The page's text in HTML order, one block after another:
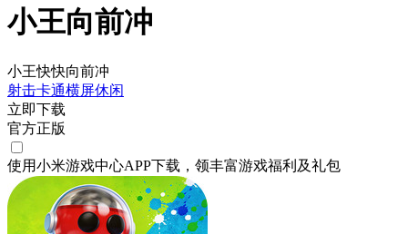
小王向前冲
小王快快向前冲
射击卡通横屏休闲
立即下载
官方正版
使用小米游戏中心APP下载 ，领丰富游戏福利 及礼包